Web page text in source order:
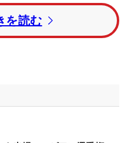
。
ターを探すこと15分。
かったのかというと、
いほど、オシャレな建
スポット”と言っても
を読む